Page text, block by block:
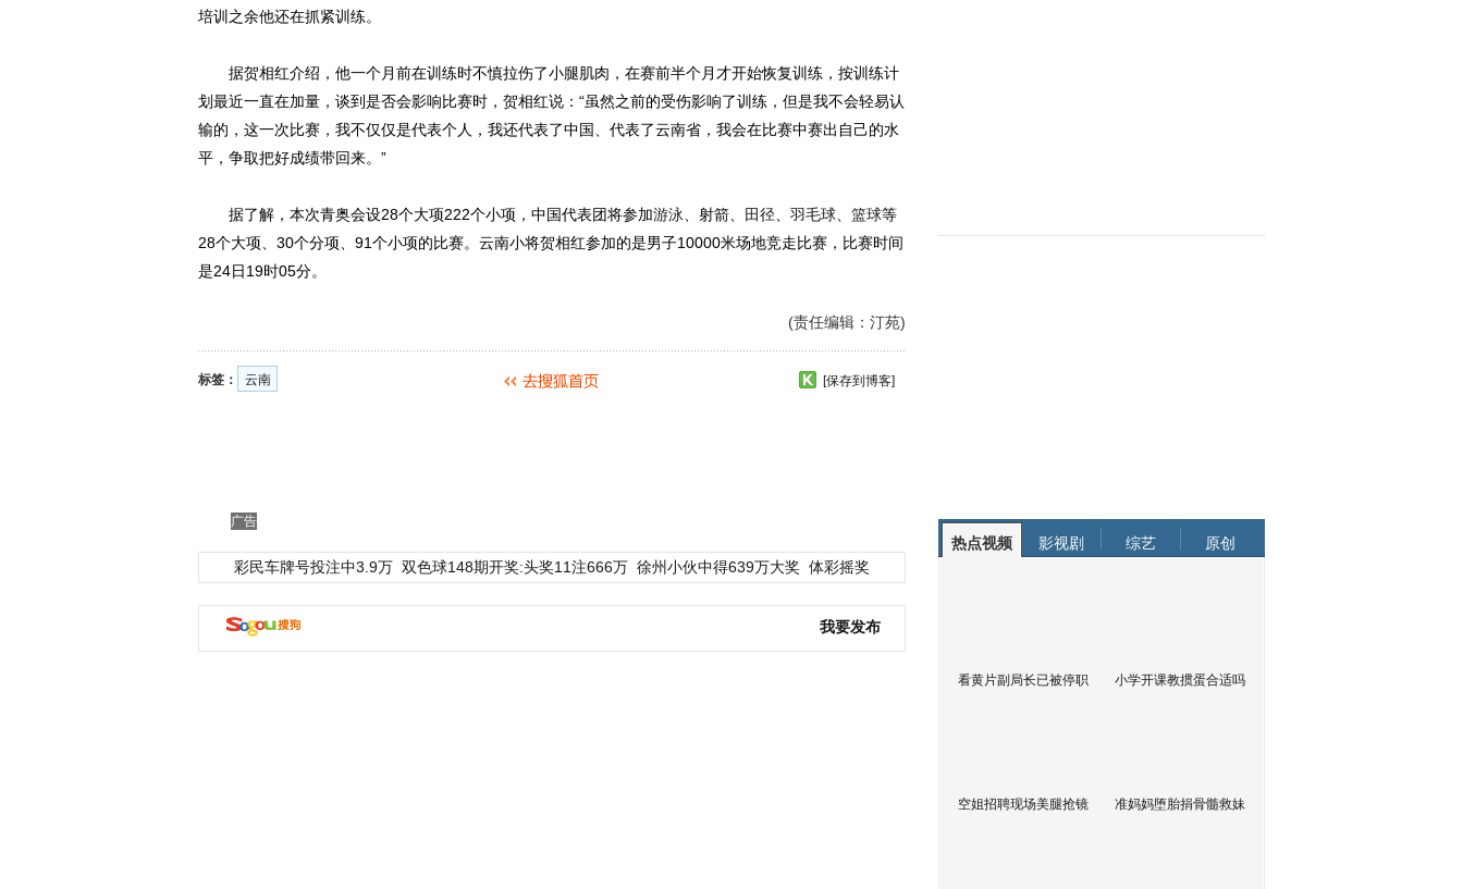
培训之余他还在抓紧训练。
据贺相红介绍，他一个月前在训练时不慎拉伤了小腿肌肉，在赛前半个月才开始恢复训练，按训练计
划最近一直在加量，谈到是否会影响比赛时，贺相红说：“虽然之前的受伤影响了训练，但是我不会轻易认
输的，这一次比赛，我不仅仅是代表个人，我还代表了中国、代表了云南省，我会在比赛中赛出自己的水
平，争取把好成绩带回来。”
据了解，本次青奥会设28个大项222个小项，中国代表团将参加游泳 、射箭、 田径 羽毛球 篮球等
28个大项、30个分项、91个小项的比赛。云南小将贺相红参加的是男子10000米场地竞走比赛，比赛时间
是24日19时05分。
(责任编辑：汀苑)
标签： 云南 [保存到博客]
广告
彩民车牌号投注中3.9万 双色球148期开奖:头奖11注666万 徐州小伙中得639万大奖 体彩摇奖
我要发布
热点视频 影视剧 综艺 原创
看黄片副局长已被停职 小学开课教掼蛋合适吗
空姐招聘现场美腿抢镜 准妈妈堕胎捐骨髓救妹